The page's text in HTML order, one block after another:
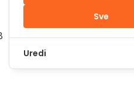
Sub od 10 do 17h
Nedjelja - neradni dan
Sve
Uredi